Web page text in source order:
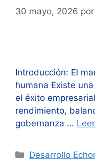
30 mayo, 2026 por
Introducción: El
humana Existe
el éxito
rendimiento,
gobernanza …
Categorías
Desarrollo